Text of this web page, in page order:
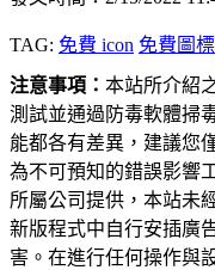
TAG: 免費 icon 免費圖標
注意事項： 本站所介紹
測試並通過防毒軟體掃
能都各有差異，建議您
為不可預知的錯誤影響
所屬公司提供，本站未
新版程式中自行安插廣
害。在進行任何操作與